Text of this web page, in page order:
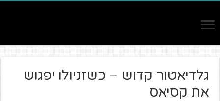
גלדיאטור קדוש – כשזניולו יפגוש
את קסיאס